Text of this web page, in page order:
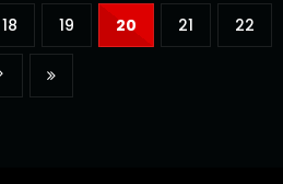
18 19 20 21 22